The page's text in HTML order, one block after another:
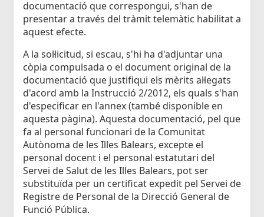
documentació que correspongui, s'han de
presentar a través del tràmit telemàtic habilitat a
aquest efecte.
A la sol·licitud, si escau, s'hi ha d'adjuntar una
còpia compulsada o el document original de la
documentació que justifiqui els mèrits al·legats
d'acord amb la Instrucció 2/2012, els quals s'han
d'especificar en l'annex (també disponible en
aquesta pàgina). Aquesta documentació, pel que
fa al personal funcionari de la Comunitat
Autònoma de les Illes Balears, excepte el
personal docent i el personal estatutari del
Servei de Salut de les Illes Balears, pot ser
substituïda per un certificat expedit pel Servei de
Registre de Personal de la Direcció General de
Funció Pública.